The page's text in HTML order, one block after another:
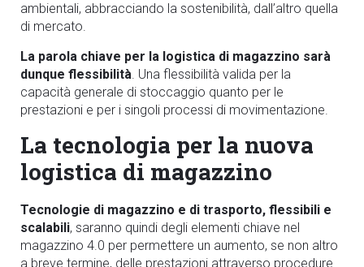
ambientali, abbracciando la sostenibilità, dall’altro quella
di mercato.
La parola chiave per la logistica di magazzino sarà
dunque flessibilità. Una flessibilità valida per la
capacità generale di stoccaggio quanto per le
prestazioni e per i singoli processi di movimentazione.
La tecnologia per la nuova
logistica di magazzino
Tecnologie di magazzino e di trasporto, flessibili e
scalabili, saranno quindi degli elementi chiave nel
magazzino 4.0 per permettere un aumento, se non altro
a breve termine, delle prestazioni attraverso procedure